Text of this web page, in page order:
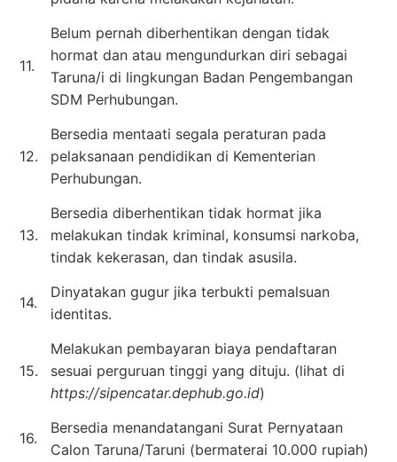
11.
Belum pernah diberhentikan dengan tidak
hormat dan atau mengundurkan diri sebagai
Taruna/i di lingkungan Badan Pengembangan
SDM Perhubungan.
12.
Bersedia mentaati segala peraturan pada
pelaksanaan pendidikan di Kementerian
Perhubungan.
13.
Bersedia diberhentikan tidak hormat jika
melakukan tindak kriminal, konsumsi narkoba,
tindak kekerasan, dan tindak asusila.
14.
Dinyatakan gugur jika terbukti pemalsuan
identitas.
15.
Melakukan pembayaran biaya pendaftaran
sesuai perguruan tinggi yang dituju. (lihat di
https://sipencatar.dephub.go.id)
16.
Bersedia menandatangani Surat Pernyataan
Calon Taruna/Taruni (bermaterai 10.000 rupiah)